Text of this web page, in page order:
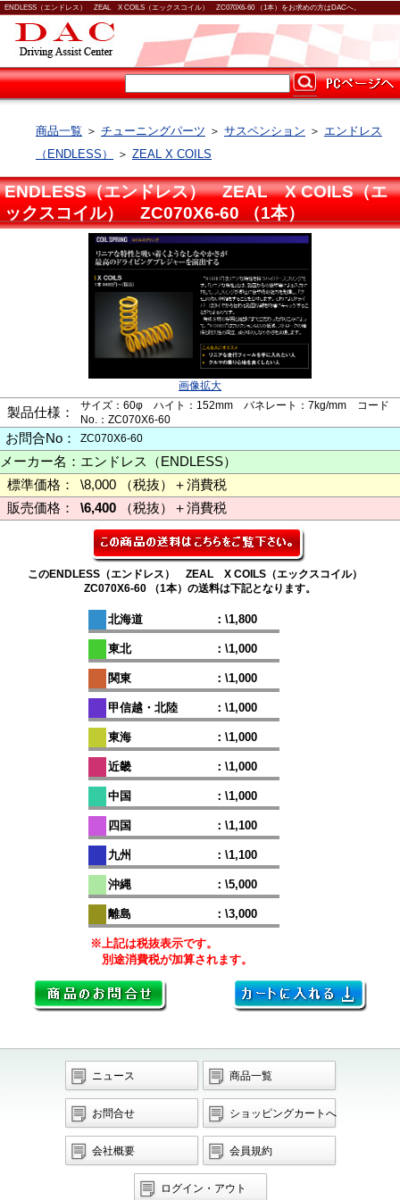
ENDLESS（エンドレス） ZEAL X COILS（エックスコイル） ZC070X6-60 （1本）をお求めの方はDACへ。
商品一覧 ＞ チューニングパーツ ＞ サスペンション ＞ エンドレス
（ENDLESS）
＞ ZEAL X COILS
ENDLESS（エンドレス） ZEAL X COILS（エ
ックスコイル） ZC070X6-60 （1本）
画像拡大
製品仕様：
サイズ：60φ ハイト：152mm バネレート：7kg/mm コード
No.：ZC070X6-60
お問合No： ZC070X6-60
メーカー名： エンドレス（ENDLESS）
標準価格：
\8,000 （税抜）＋消費税
販売価格：
\6,400 （税抜）＋消費税
このENDLESS（エンドレス） ZEAL X COILS（エックスコイル）
ZC070X6-60 （1本）の送料は下記となります。
北海道 ：\1,800
東北 ：\1,000
関東 ：\1,000
甲信越・北陸 ：\1,000
東海 ：\1,000
近畿 ：\1,000
中国 ：\1,000
四国 ：\1,100
九州 ：\1,100
沖縄 ：\5,000
離島 ：\3,000
※上記は税抜表示です。
別途消費税が加算されます。
ニュース 商品一覧
お問合せ ショッピングカートへ
会社概要 会員規約
ログイン・アウト